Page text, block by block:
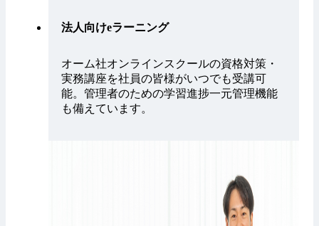
法人向けeラーニング
オーム社オンラインスクールの資格対策・
実務講座を社員の皆様がいつでも受講可
能。管理者のための学習進捗一元管理機能
も備えています。